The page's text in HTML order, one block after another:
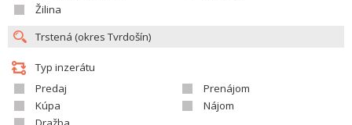
Žilina
Typ inzerátu
Predaj
Prenájom
Kúpa
Nájom